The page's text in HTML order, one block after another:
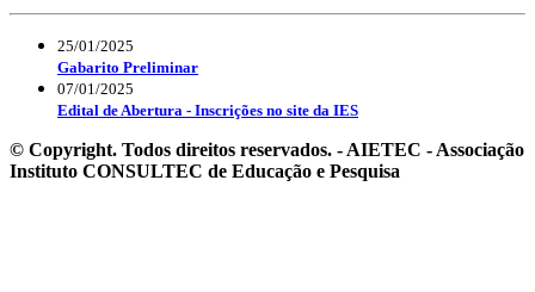
25/01/2025
Gabarito Preliminar
07/01/2025
Edital de Abertura - Inscrições no site da IES
© Copyright. Todos direitos reservados. - AIETEC - Associação
Instituto CONSULTEC de Educação e Pesquisa